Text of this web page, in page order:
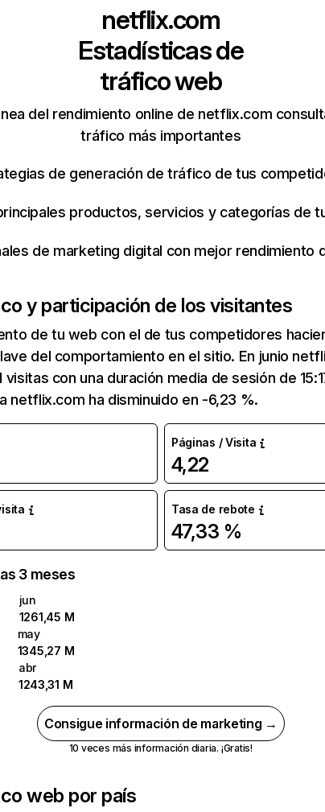
netflix.com
Estadísticas de
tráfico web
del rendimiento online de netflix.com
tráfico más importantes
de generación de tráfico de tus
productos, servicios y categorías de
de marketing digital con mejor rendimiento
y participación de los visitantes
de tu web con el de tus competidores
del comportamiento en el sitio. En junio
visitas con una duración media de sesión de
netflix.com ha disminuido en -6,23 %.
Páginas / Visita
4,22
Tasa de rebote
47,33 %
3 meses
jun
1261,45 M
may
1345,27 M
abr
1243,31 M
Consigue información de marketing →
10 veces más información diaria. ¡Gratis!
web por país